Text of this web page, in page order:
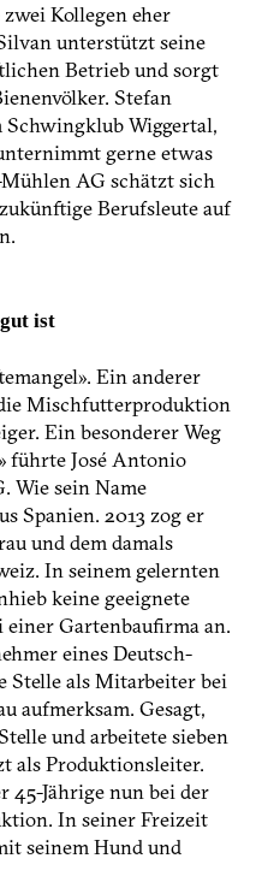
Kollegen eher
unterstützt seine
Betrieb und sorgt
Stefan
Wiggertal,
gerne etwas
AG schätzt sich
Berufsleute auf
ist
Ein anderer
Mischfutterproduktion
Ein besonderer Weg
führte José Antonio
Wie sein Name
Spanien. 2013 zog er
und dem damals
In seinem gelernten
keine geeignete
einer Gartenbaufirma an.
eines Deutsch-
Stelle als Mitarbeiter bei
aufmerksam. Gesagt,
und arbeitete sieben
als Produktionsleiter.
45-Jährige nun bei der
In seiner Freizeit
seinem Hund und